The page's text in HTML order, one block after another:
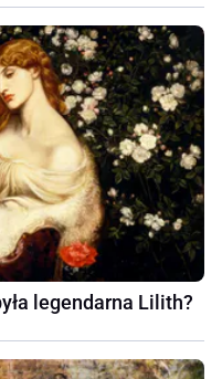
legendarna Lilith?